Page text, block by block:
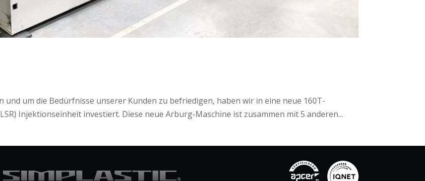
um die Bedürfnisse unserer Kunden zu befriedigen, haben wir in eine neue 160T-
Injektionseinheit investiert. Diese neue Arburg-Maschine ist zusammen mit 5 anderen...